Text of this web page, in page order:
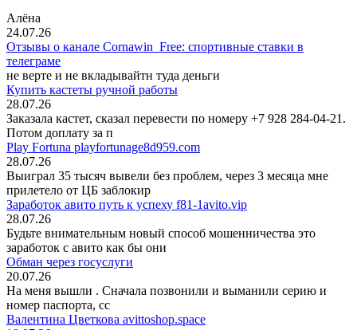
Алёна
24.07.26
Отзывы о канале Cornawin_Free: спортивные ставки в
телеграме
не верте и не вкладывайтн туда деньги
Купить кастеты ручной работы
28.07.26
Заказала кастет, сказал перевести по номеру +7 928 284-04-21.
Потом доплату за п
Play Fortuna playfortunage8d959.com
28.07.26
Выиграл 35 тысяч вывели без проблем, через 3 месяца мне
прилетело от ЦБ заблокир
Заработок авито путь к успеху f81-1avito.vip
28.07.26
Будьте внимательным новый способ мошенничества это
заработок с авито как бы они
Обман через госуслуги
20.07.26
На меня вышли . Сначала позвонили и выманили серию и
номер паспорта, сс
Валентина Цветкова avittoshop.space